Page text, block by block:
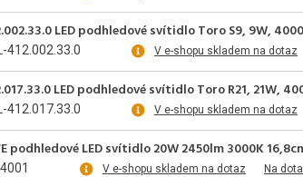
LED podhledové svítidlo Toro S9, 9W,
412.002.33.0 V e-shopu skladem na dotaz
LED podhledové svítidlo Toro R21, 21W,
412.017.33.0 V e-shopu skladem na dotaz
podhledové LED svítidlo 20W 2450lm 3000K
V e-shopu skladem na dotaz Na